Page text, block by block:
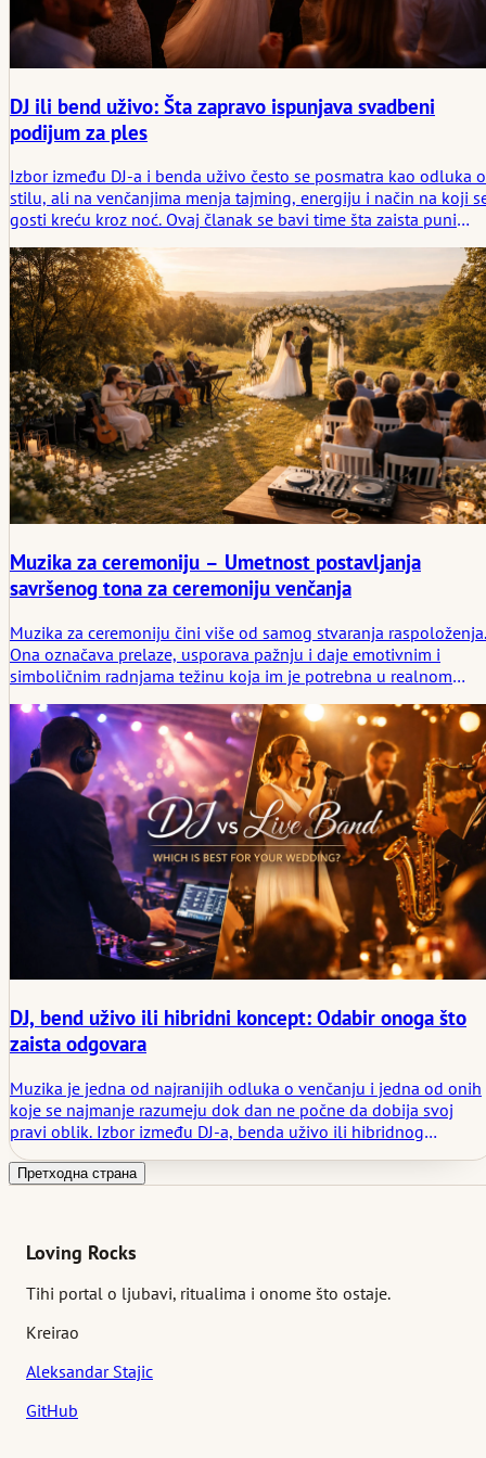
DJ ili bend uživo: Šta zapravo ispunjava svadbeni
podijum za ples
Izbor između DJ-a i benda uživo često se posmatra kao odluka o
stilu, ali na venčanjima menja tajming, energiju i način na koji
gosti kreću kroz noć. Ovaj članak se bavi time šta zaista puni
izbor često dešava pre nego što prva pesma počne.
Muzika za ceremoniju – Umetnost postavljanja
savršenog tona za ceremoniju venčanja
Muzika za ceremoniju čini više od samog stvaranja raspoloženja.
Ona označava prelaze, usporava pažnju i daje emotivnim i
simboličnim radnjama težinu koja im je potrebna u realnom
ceremonije u različitim okruženjima i zemljama, povezujući
muziku sa dubljim emotivnim značenjem koje nose bračni
DJ, bend uživo ili hibridni koncept: Odabir onoga što
zaista odgovara
Muzika je jedna od najranijih odluka o venčanju i jedna od onih
koje se najmanje razumeju dok dan ne počne da dobija svoj
pravi oblik. Izbor između DJ-a, benda uživo ili hibridnog
koncepta retko se tiče samo ukusa. On menja tajming, kretanje,
razgovor i način na koji se večeri dopušta da diše.
Претходна страна
Loving Rocks
Tihi portal o ljubavi, ritualima i onome što ostaje.
Kreirao
Aleksandar Stajic
GitHub